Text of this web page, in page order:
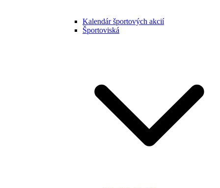
Kalendár športových akcií
Športoviská